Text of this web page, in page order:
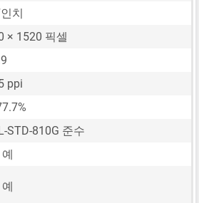
치
× 1520 픽셀
ppi
STD-810G 준수
예
예